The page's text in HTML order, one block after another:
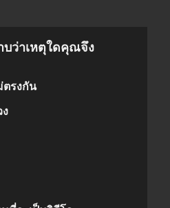
บว่าเหตุใดคุณจึง
ตรงกัน
ง